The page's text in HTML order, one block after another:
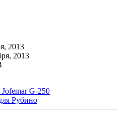
2013
2013
G-250
Рубино